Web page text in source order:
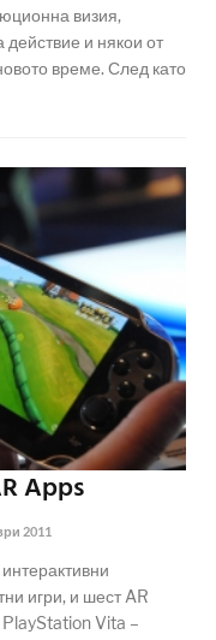
визия,
действие и някои от
време. След като
Apps
2011
игри, и шест AR
Vita –